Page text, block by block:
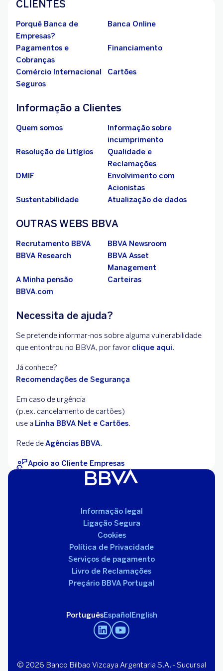
CLIENTES
Porquê Banca de
Empresas?
Banca Online
Pagamentos e
Cobranças
Financiamento
Comércio Internacional
Cartões
Seguros
Informação a Clientes
Quem somos
Informação sobre
incumprimento
Resolução de Litígios
Qualidade e
Reclamações
DMIF
Envolvimento com
Acionistas
Sustentabilidade
Atualização de dados
OUTRAS WEBS BBVA
Recrutamento BBVA
BBVA Newsroom
BBVA Research
BBVA Asset
Management
A Minha pensão
Carteiras
BBVA.com
Necessita de ajuda?
Se pretende informar-nos sobre alguma vulnerabilidade
que entontrou no BBVA, por favor clique aqui.
Já conhece?
Recomendações de Segurança
Em caso de urgência
(p.ex. cancelamento de cartões)
use a Linha BBVA Net e Cartões.
Rede deAgências BBVA.
Apoio ao Cliente Empresas
Informação legal
Ligação Segura
Cookies
Política de Privacidade
Serviços de pagamento
Livro de Reclamações
Preçário BBVA Portugal
PortuguêsEspañolEnglish
© 2026 Banco Bilbao Vizcaya Argentaria S.A. - Sucursal